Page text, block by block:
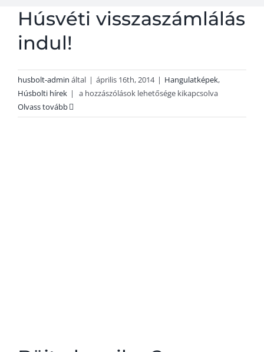
A steak
Húsvéti visszaszámlálás
indul!
husbolt-admin által | április 16th, 2014 | Hangulatképek,
Húsbolti hírek |
Húsvéti
indul!
a hozzászólások lehetősége kikapcsolva
Olvass tovább